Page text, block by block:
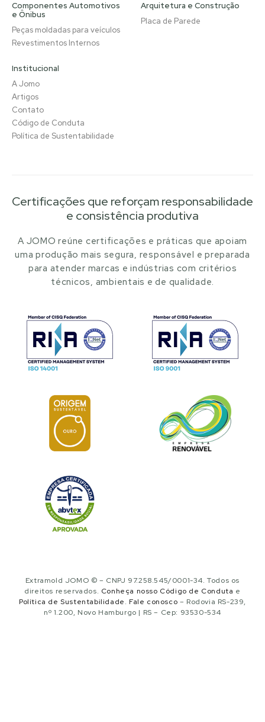
Componentes Automotivos
e Ônibus
Peças moldadas para veículos
Revestimentos Internos
Arquitetura e Construção
Placa de Parede
Institucional
A Jomo
Artigos
Contato
Código de Conduta
Política de Sustentabilidade
Certificações que reforçam responsabilidade
e consistência produtiva
A JOMO reúne certificações e práticas que apoiam
uma produção mais segura, responsável e preparada
para atender marcas e indústrias com critérios
técnicos, ambientais e de qualidade.
Extramold JOMO © – CNPJ 97.258.545/0001-34. Todos os
direitos reservados. Conheça nosso Código de Conduta e
Política de Sustentabilidade. Fale conosco – Rodovia RS-239,
nº 1.200, Novo Hamburgo | RS – Cep: 93530-534